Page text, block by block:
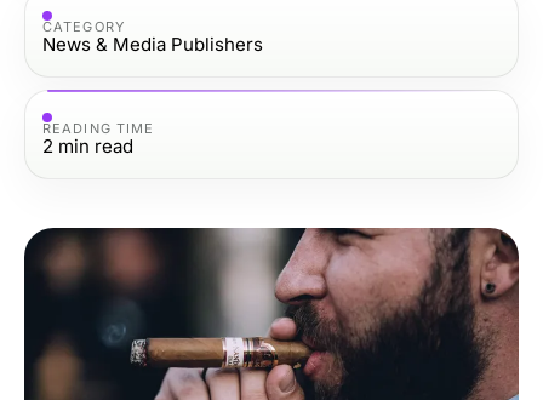
CATEGORY
News & Media Publishers
READING TIME
2 min read